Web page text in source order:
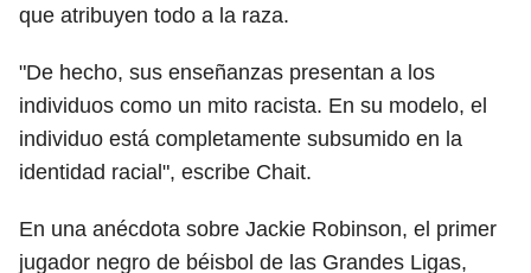
que atribuyen todo a la raza.
"De hecho, sus enseñanzas presentan a los
individuos como un mito racista. En su modelo, el
individuo está completamente subsumido en la
identidad racial", escribe Chait.
En una anécdota sobre Jackie Robinson, el primer
jugador negro de béisbol de las Grandes Ligas,